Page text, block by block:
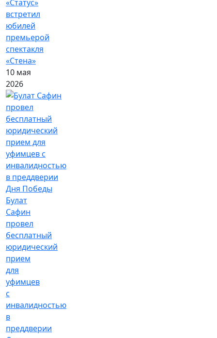
«Статус»
встретил
юбилей
премьерой
спектакля
«Стена»
10 мая
2026
Булат
Сафин
провел
бесплатный
юридический
прием
для
уфимцев
с
инвалидностью
в
преддверии